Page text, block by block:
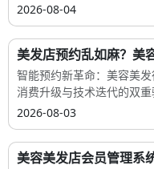
2026-08-04
美发店预约乱如麻？美
智能预约新革命：美容美
消费升级与技术迭代的双
2026-08-03
美容美发店会员管理系